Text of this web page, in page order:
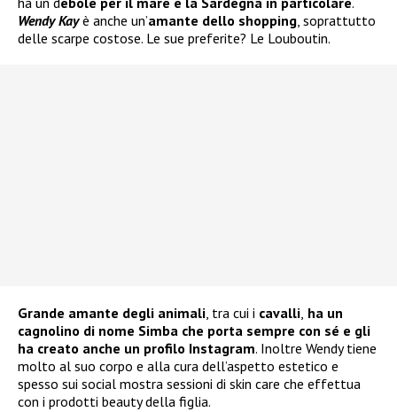
Wendy Kayè anche un’amante dello shopping, soprattutto
delle scarpe costose. Le sue preferite? Le Louboutin.
Grande amante degli animali, tra cui i cavalli, ha un
cagnolino di nome Simba che porta sempre con sé e gli
ha creato anche un profilo Instagram. Inoltre Wendy tiene
molto al suo corpo e alla cura dell’aspetto estetico e
spesso sui social mostra sessioni di skin care che effettua
con i prodotti beauty della figlia.